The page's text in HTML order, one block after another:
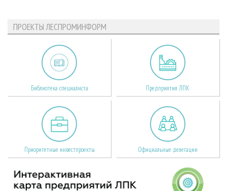
ПРОЕКТЫ ЛЕСПРОМИНФОРМ
Библиотека специалиста Предприятия ЛПК
Приоритетные инвестпроекты Официальные делегации